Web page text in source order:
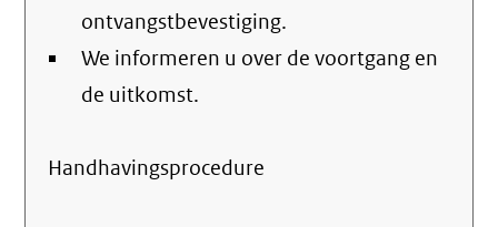
ontvangstbevestiging.
We informeren u over de voortgang en
de uitkomst.
Handhavingsprocedure